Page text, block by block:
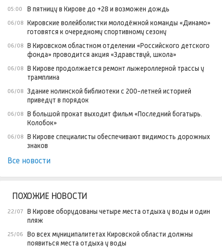
05:00 В пятницу в Кирове до +28 и возможен дождь
06/08 Кировские волейболистки молодёжной команды «Динамо»
готовятся к очередному спортивному сезону
06/08 В Кировском областном отделении «Российского детского
фонда» проводится акция «Здравствуй, школа»
06/08 В Кирове продолжается ремонт лыжероллерной трассы у
трамплина
06/08 Здание нолинской библиотеки с 200-летней историей
приведут в порядок
06/08 В большой прокат выходит фильм «Последний богатырь.
Колобок»
06/08 В Кирове специалисты обеспечивают видимость дорожных
знаков
Все новости
ПОХОЖИЕ НОВОСТИ
22/07 В Кирове оборудованы четыре места отдыха у воды и один
пляж
25/06
Во всех муниципалитетах Кировской области должны
появиться места отдыха у воды